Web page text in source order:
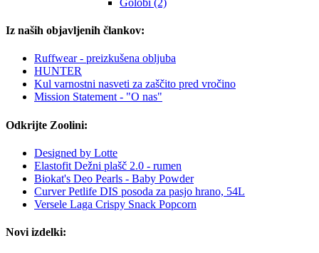
Iz naših objavljenih člankov:
Ruffwear - preizkušena obljuba
HUNTER
Kul varnostni nasveti za zaščito pred vročino
Mission Statement - "O nas"
Odkrijte Zoolini:
Designed by Lotte
Elastofit Dežni plašč 2.0 - rumen
Biokat's Deo Pearls - Baby Powder
Curver Petlife DIS posoda za pasjo hrano, 54L
Versele Laga Crispy Snack Popcorn
Novi izdelki: